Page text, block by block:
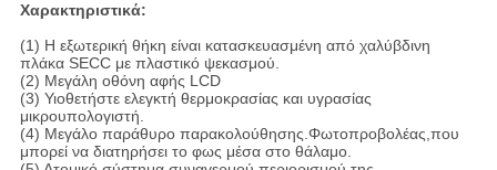
Χαρακτηριστικά:
(1) Η εξωτερική θήκη είναι κατασκευασμένη από χαλύβδινη
πλάκα SECC με πλαστικό ψεκασμού.
(2) Μεγάλη οθόνη αφής LCD
(3) Υιοθετήστε ελεγκτή θερμοκρασίας και υγρασίας
μικρουπολογιστή.
(4) Μεγάλο παράθυρο παρακολούθησης.Φωτοπροβολέας,που
μπορεί να διατηρήσει το φως μέσα στο θάλαμο.